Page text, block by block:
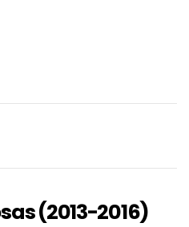
(2013-2016)